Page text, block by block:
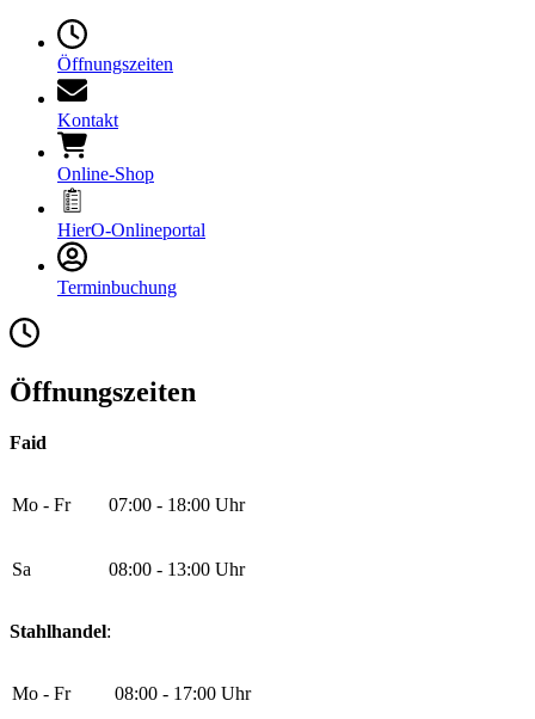
Öffnungszeiten
Kontakt
Online-Shop
HierO-Onlineportal
Terminbuchung
Öffnungszeiten
Faid
Mo - Fr 07:00 - 18:00 Uhr
Sa 08:00 - 13:00 Uhr
Stahlhandel:
Mo - Fr 08:00 - 17:00 Uhr